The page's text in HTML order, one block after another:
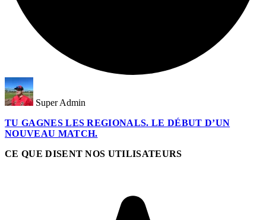
Super Admin
TU GAGNES LES REGIONALS. LE DÉBUT D’UN
NOUVEAU MATCH.
CE QUE DISENT NOS UTILISATEURS